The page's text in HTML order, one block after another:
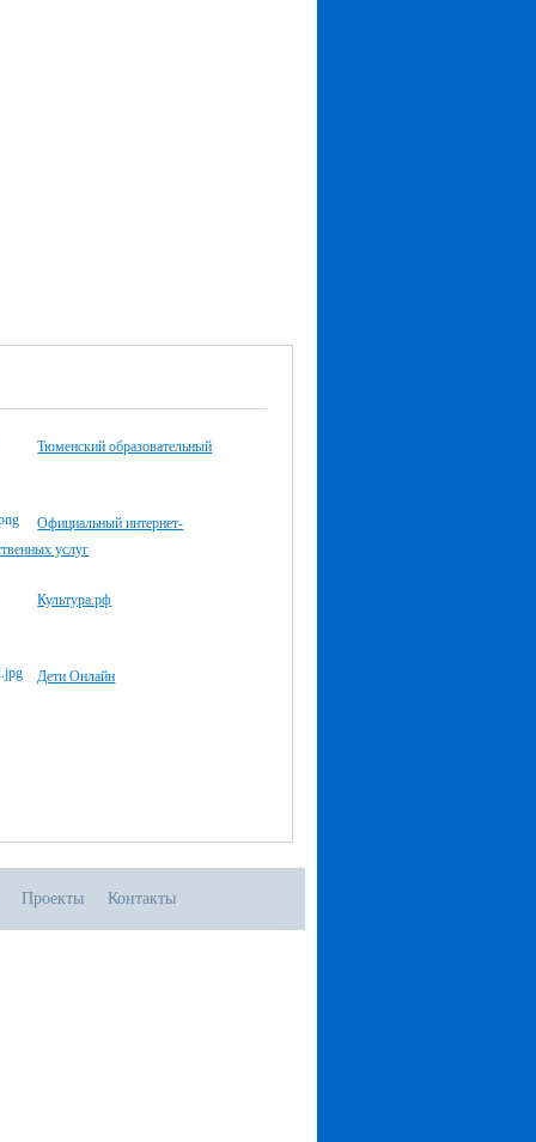
Тюменский образовательный
Официальный интернет-
услуг
Культура.рф
Дети Онлайн
Проекты Контакты